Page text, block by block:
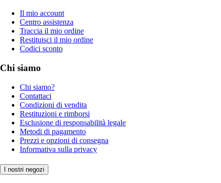
Il mio account
Centro assistenza
Traccia il mio ordine
Restituisci il mio ordine
Codici sconto
Chi siamo
Chi siamo?
Contattaci
Condizioni di vendita
Restituzioni e rimborsi
Esclusione di responsabilità legale
Metodi di pagamento
Prezzi e opzioni di consegna
Informativa sulla privacy
I nostri negozi